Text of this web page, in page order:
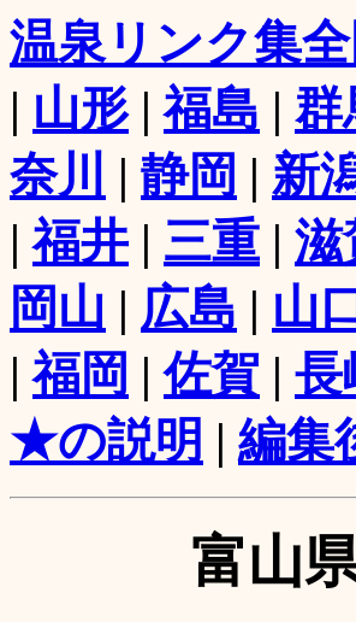
温泉リンク集
| 山形|福島 | 群
奈川
| 静岡 | 新
|福井 | 三重 | 滋
岡山 | 広島 | 山
|福岡 |佐賀 | 長
★の説明 | 編集
富山